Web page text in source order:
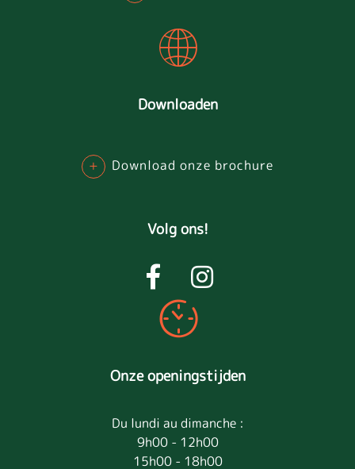
Downloaden
+ Download onze brochure
Volg ons!
Onze openingstijden
Du lundi au dimanche :
9h00 - 12h00
15h00 - 18h00